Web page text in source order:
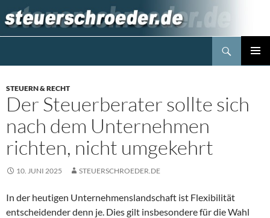
Inhalt
springen
STEUERN & RECHT
Der Steuerberater sollte sich
nach dem Unternehmen
richten, nicht umgekehrt
10. JUNI 2025 STEUERSCHROEDER.DE
In der heutigen Unternehmenslandschaft ist Flexibilität
entscheidender denn je. Dies gilt insbesondere für die Wahl